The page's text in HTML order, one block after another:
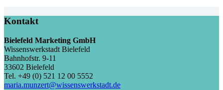
Kontakt
Bielefeld Marketing GmbH
Wissenswerkstadt Bielefeld
Bahnhofstr. 9-11
33602 Bielefeld
Tel. +49 (0) 521 12 00 5552
maria.munzert@wissenswerkstadt.de